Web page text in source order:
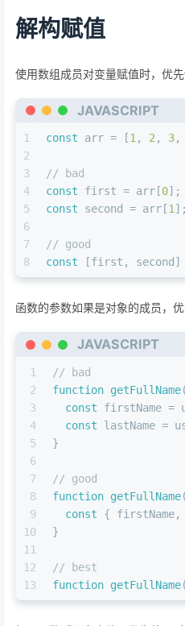
解构赋值
使用数组成员对变量赋值时，优先
JAVASCRIPT
1
2
3
4
5
6
7
8
const arr = [1, 2, 3,
// bad
const first = arr[0];
const second = arr[1];
// good
const [first, second]
函数的参数如果是对象的成员，优
JAVASCRIPT
1
2
3
4
5
6
7
8
9
10
11
12
13
// bad
function getFullName(
const firstName =
const lastName =
}
// good
function getFullName(
const { firstName,
}
// best
function getFullName(